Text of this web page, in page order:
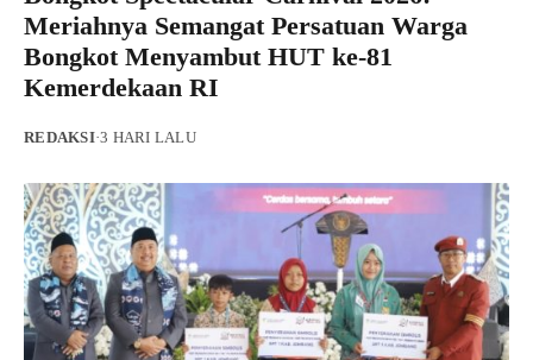
Meriahnya Semangat Persatuan Warga
Bongkot Menyambut HUT ke-81
Kemerdekaan RI
REDAKSI·3 HARI LALU